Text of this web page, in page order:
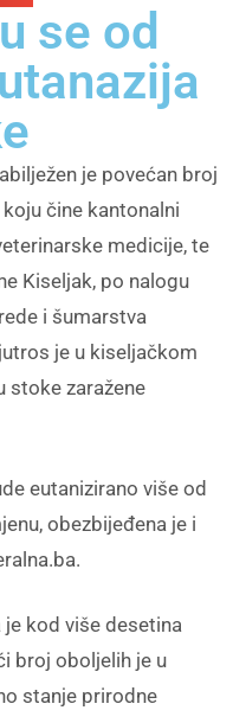
se od
je povećan broj
čine kantonalni
medicije, te
Kiseljak, po nalogu
i šumarstva
je u kiseljačkom
stoke zaražene
eutanizirano više od
obezbijeđena je i
kod više desetina
broj oboljelih je u
stanje prirodne